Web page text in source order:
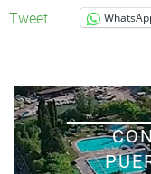
Tweet